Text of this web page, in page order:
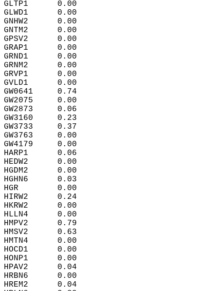
GLTP1      0.00
GLWD1      0.00
GNHW2      0.00
GNTM2      0.00
GPSV2      0.00
GRAP1      0.00
GRND1      0.00
GRNM2      0.00
GRVP1      0.00
GVLD1      0.00
GW0641     0.74
GW2075     0.00
GW2873     0.06
GW3160     0.23
GW3733     0.37
GW3763     0.00
GW4179     0.00
HARP1      0.06
HEDW2      0.00
HGDM2      0.00
HGHN6      0.03
HGR        0.00
HIRW2      0.24
HKRW2      0.00
HLLN4      0.00
HMPV2      0.79
HMSV2      0.63
HMTN4      0.00
HOCD1      0.00
HONP1      0.00
HPAV2      0.04
HRBN6      0.00
HREM2      0.04